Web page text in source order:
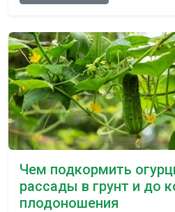
Чем подкормить
рассады в грунт и до
плодоношения